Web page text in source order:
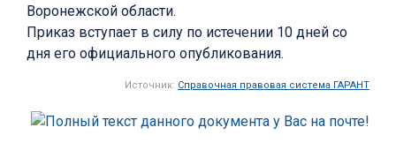
Воронежской области.
Приказ вступает в силу по истечении 10 дней со
дня его официального опубликования.
Источник: Справочная правовая система ГАРАНТ